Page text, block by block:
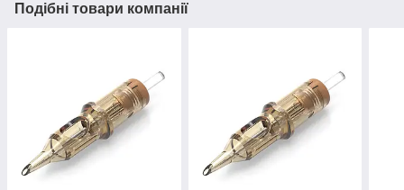
Подібні товари компанії